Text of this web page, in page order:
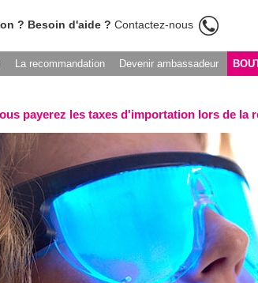
? Besoin d'aide ? Contactez-nous
La recommandation Devenir ambassadeur
payerez les taxes d'importation lors de la